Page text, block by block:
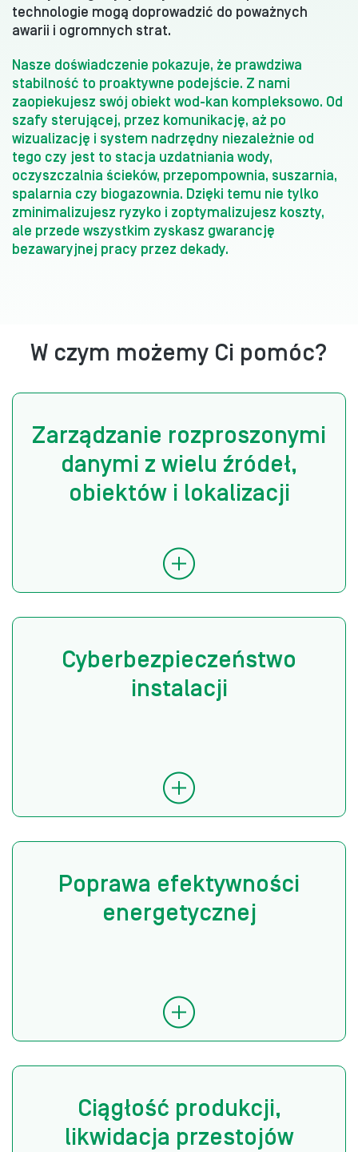
technologie mogą doprowadzić do poważnych
awarii i ogromnych strat.
Nasze doświadczenie pokazuje, że prawdziwa
stabilność to proaktywne podejście. Z nami
zaopiekujesz swój obiekt wod-kan kompleksowo. Od
szafy sterującej, przez komunikację, aż po
wizualizację i system nadrzędny niezależnie od
tego czy jest to stacja uzdatniania wody,
oczyszczalnia ścieków, przepompownia, suszarnia,
spalarnia czy biogazownia. Dzięki temu nie tylko
zminimalizujesz ryzyko i zoptymalizujesz koszty,
ale przede wszystkim zyskasz gwarancję
bezawaryjnej pracy przez dekady.
W czym możemy Ci pomóc?
Zarządzanie rozproszonymi
danymi z wielu źródeł,
obiektów i lokalizacji
Cyberbezpieczeństwo
instalacji
Poprawa efektywności
energetycznej
Ciągłość produkcji,
likwidacja przestojów